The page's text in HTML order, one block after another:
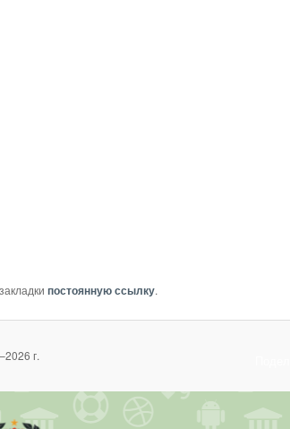
постоянную ссылку.
г.